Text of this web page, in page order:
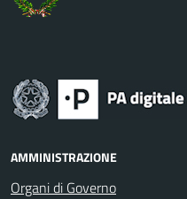
AMMINISTRAZIONE
Organi di Governo